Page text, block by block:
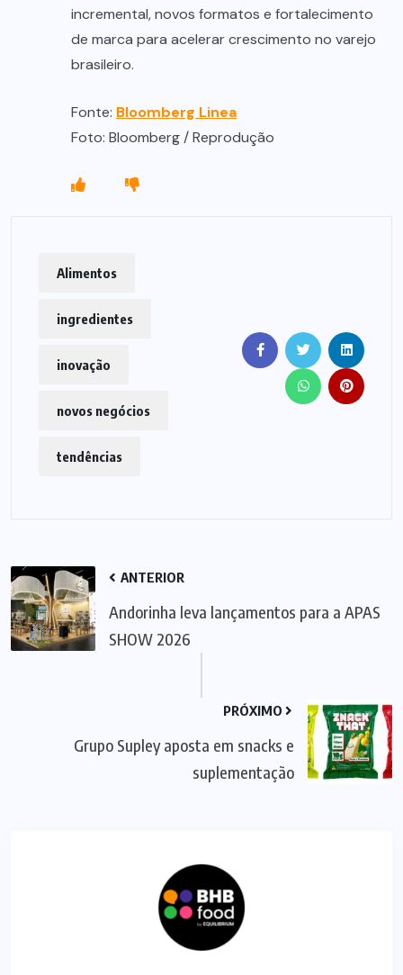
incremental, novos formatos e fortalecimento
de marca para acelerar crescimento no varejo
brasileiro.
Fonte: Bloomberg Linea
Foto: Bloomberg / Reprodução
Alimentos
ingredientes
inovação
novos negócios
tendências
ANTERIOR
Andorinha leva lançamentos para a APAS
SHOW 2026
PRÓXIMO
Grupo Supley aposta em snacks e
suplementação